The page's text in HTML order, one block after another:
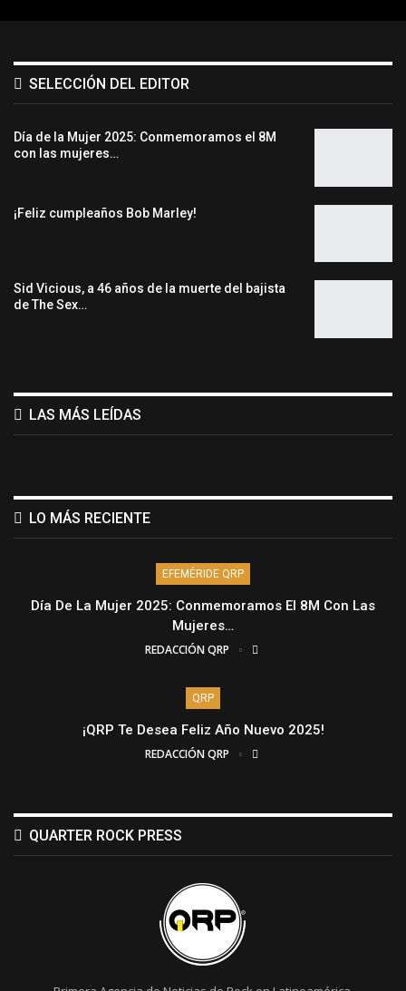
SELECCIÓN DEL EDITOR
Día de la Mujer 2025: Conmemoramos el 8M
con las mujeres…
¡Feliz cumpleaños Bob Marley!
Sid Vicious, a 46 años de la muerte del bajista
de The Sex…
LAS MÁS LEÍDAS
LO MÁS RECIENTE
EFEMÉRIDE QRP
Día De La Mujer 2025: Conmemoramos El 8M Con Las
Mujeres…
REDACCIÓN QRP
QRP
¡QRP Te Desea Feliz Año Nuevo 2025!
REDACCIÓN QRP
QUARTER ROCK PRESS